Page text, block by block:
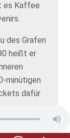
es Kaffee
des Grafen
heißt er
minütigen
dafür